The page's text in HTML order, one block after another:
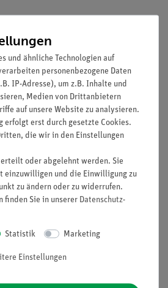
Metalle)
auf die Haut)
Augenreizung)
langfristig
Sie, dass wir keine Chemikalien an
Lt. ChemVerbotsV dürfen wir
berufsmässige
und ähnliche Technologien auf
personenbezogene Daten
IP-Adresse), um z.B. Inhalte und
Medien von Drittanbietern
auf unsere Website zu analysieren.
erfolgt erst durch gesetzte Cookies.
die wir in den Einstellungen
erteilt oder abgelehnt werden. Sie
einzuwilligen und die Einwilligung zu
zu ändern oder zu widerrufen.
finden Sie in unserer Daten­schutz­
Statistik Marketing
Einstellungen